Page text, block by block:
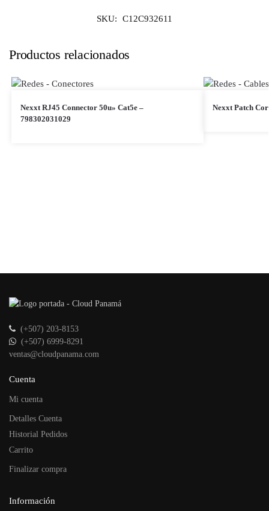
SKU: C12C932611
Productos relacionados
Nexxt RJ45 Connector 50u» Cat5e –
798302031029
Nexxt Patch
(+507) 203-8153
(+507) 6999-8291
ventas@cloudpanama.com
Cuenta
Mi cuenta
Detalles Cuenta
Historial Pedidos
Carrito
Finalizar compra
Información